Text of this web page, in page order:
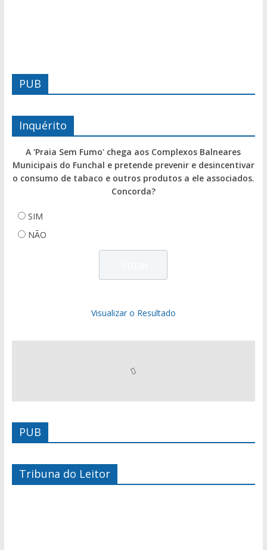
PUB
Inquérito
A 'Praia Sem Fumo' chega aos Complexos Balneares
Municipais do Funchal e pretende prevenir e desincentivar
o consumo de tabaco e outros produtos a ele associados.
Concorda?
SIM
NÃO
Visualizar o Resultado
PUB
Tribuna do Leitor